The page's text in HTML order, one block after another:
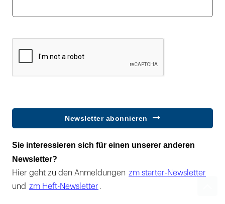
Newsletter abonnieren
Sie interessieren sich für einen unserer anderen
Newsletter?
Hier geht zu den Anmeldungen zm starter-Newsletter
und zm Heft-Newsletter .